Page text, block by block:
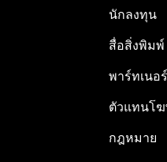
นักลงทุน
สื่อสิ่งพิมพ์
พาร์ทเนอร์
ตัวแทนโ
กฎหมาย